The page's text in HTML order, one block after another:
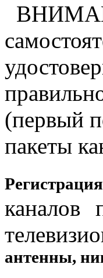
(первый
пакеты
каналов
антенны,